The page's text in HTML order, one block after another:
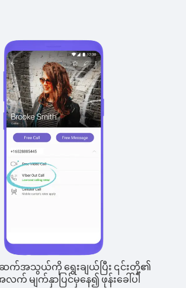
ဆက်အသွယ်ကို ရွေးချယ်ပြီး ၎င်းတို့၏
က် မျက်နှာပြင်မှနေ၍ ဖုန်းခေါ်ပါ